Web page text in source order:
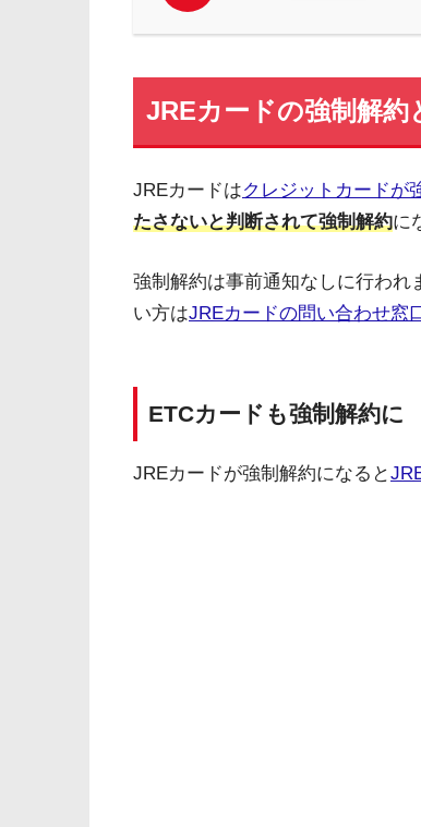
JREカードの強制解約
JREカードはクレジットカードが
たさないと判断されて強制解約に
強制解約は事前通知なしに行わ
い方はJREカードの問い合わせ窓
ETCカードも強制解約に
JREカードが強制解約になると